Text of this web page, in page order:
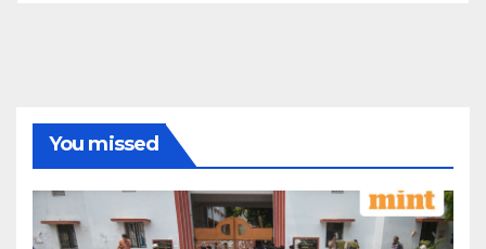
You missed